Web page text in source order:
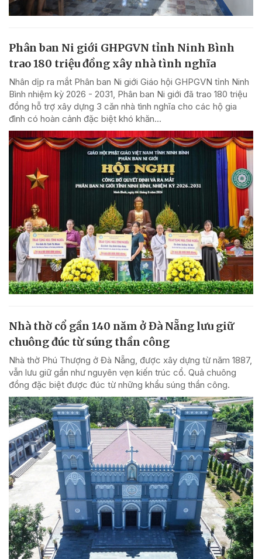
Phân ban Ni giới GHPGVN tỉnh Ninh Bình
trao 180 triệu đồng xây nhà tình nghĩa
Nhân dịp ra mắt Phân ban Ni giới Giáo hội GHPGVN tỉnh Ninh
Bình nhiệm kỳ 2026 - 2031, Phân ban Ni giới đã trao 180 triệu
đồng hỗ trợ xây dựng 3 căn nhà tình nghĩa cho các hộ gia
đình có hoàn cảnh đặc biệt khó khăn...
Nhà thờ cổ gần 140 năm ở Đà Nẵng lưu giữ
chuông đúc từ súng thần công
Nhà thờ Phú Thượng ở Đà Nẵng, được xây dựng từ năm 1887,
vẫn lưu giữ gần như nguyên vẹn kiến trúc cổ. Quả chuông
đồng đặc biệt được đúc từ những khẩu súng thần công.